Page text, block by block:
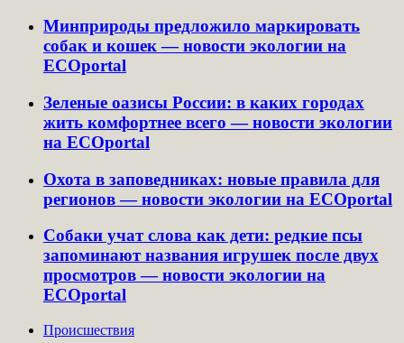
Минприроды предложило маркировать
собак и кошек — новости экологии на
ECOportal
Зеленые оазисы России: в каких городах
жить комфортнее всего — новости экологии
на ECOportal
Охота в заповедниках: новые правила для
регионов — новости экологии на ECOportal
Собаки учат слова как дети: редкие псы
запоминают названия игрушек после двух
просмотров — новости экологии на
ECOportal
Происшествия